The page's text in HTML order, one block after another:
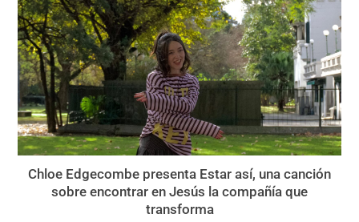
Chloe Edgecombe presenta Estar así, una canción
sobre encontrar en Jesús la compañía que
transforma